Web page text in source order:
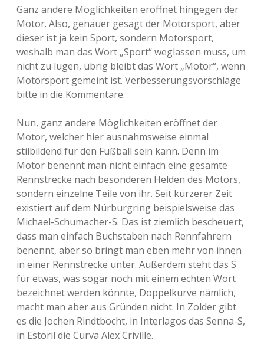
e
h
m
e
t
w
i
s
s
e
—
u
n
d
R
o
b
b
é
r
y
n
i
c
h
t
Ganz andere Möglichkeiten eröffnet hingegen der
Motor. Also, genauer gesagt der Motorsport, aber
dieser ist ja kein Sport, sondern Motorsport,
weshalb man das Wort „Sport“ weglassen muss, um
nicht zu lügen, übrig bleibt das Wort „Motor“, wenn
Motorsport gemeint ist. Verbesserungsvorschläge
bitte in die Kommentare.
Nun, ganz andere Möglichkeiten eröffnet der
Motor, welcher hier ausnahmsweise einmal
stilbildend für den Fußball sein kann. Denn im
Motor benennt man nicht einfach eine gesamte
Rennstrecke nach besonderen Helden des Motors,
sondern einzelne Teile von ihr. Seit kürzerer Zeit
existiert auf dem Nürburgring beispielsweise das
Michael-Schumacher-S. Das ist ziemlich bescheuert,
dass man einfach Buchstaben nach Rennfahrern
benennt, aber so bringt man eben mehr von ihnen
in einer Rennstrecke unter. Außerdem steht das S
für etwas, was sogar noch mit einem echten Wort
bezeichnet werden könnte, Doppelkurve nämlich,
macht man aber aus Gründen nicht. In Zolder gibt
es die Jochen Rindtbocht, in Interlagos das Senna-S,
in Estoril die Curva Alex Criville.